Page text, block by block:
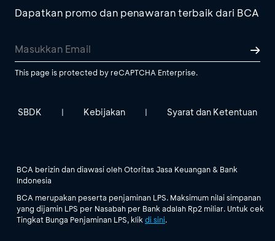
Dapatkan promo dan penawaran terbaik dari BCA
This page is protected by reCAPTCHA Enterprise.
SBDK | Kebijakan | Syarat dan Ketentuan
BCA berizin dan diawasi oleh Otoritas Jasa Keuangan & Bank
Indonesia
BCA merupakan peserta penjaminan LPS. Maksimum nilai simpanan
yang dijamin LPS per Nasabah per Bank adalah Rp2 miliar. Untuk cek
Tingkat Bunga Penjaminan LPS, klik di sini.